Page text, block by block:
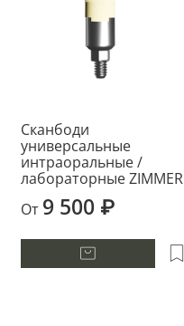
Сканбоди
универсальные
интраоральные /
лабораторные ZIMMER
От 9 500 ₽